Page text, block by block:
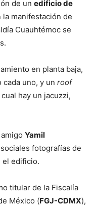
de un edificio de
la manifestación de
Cuauhtémoc se
en planta baja,
uno, y un roof
hay un jacuzzi,
Yamil
fotografías de
el edificio.
titular de la Fiscalía
México (FGJ-CDMX),